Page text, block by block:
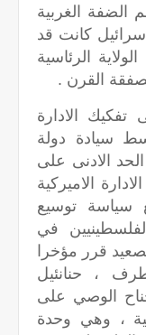
الضفة الغربية
كانت قد
عام 2020 خلال الولاية الرئاسية
القرن .
تفكيك الادارة
سيادة دولة
الادنى على
الاميركية
سياسة توسيع
في
قرر مؤخرا
، حنانئيل
الوصي على
، وهي وحدة